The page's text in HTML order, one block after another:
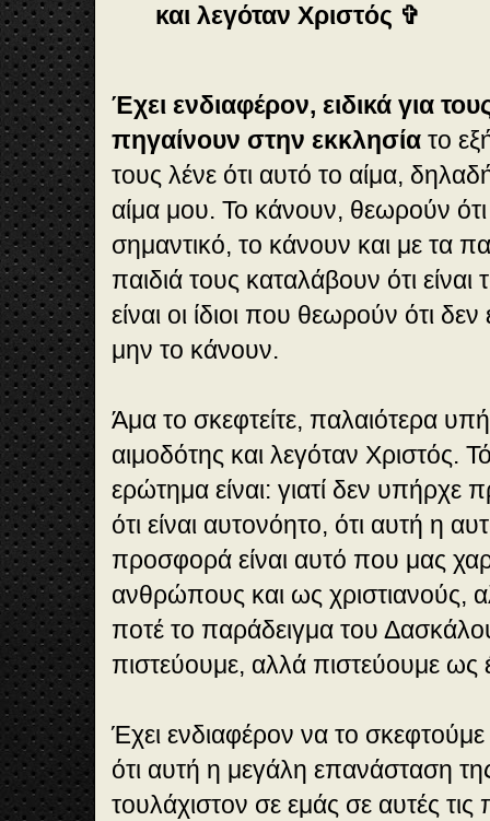
και λεγόταν Χριστός ✞
Έχει ενδιαφέρον, ειδικά για
πηγαίνουν στην εκκλησία το
τους λένε ότι αυτό το αίμα,
αίμα μου. Το κάνουν, θεωρούν
σημαντικό, το κάνουν και με τα
παιδιά τους καταλάβουν ότι
είναι οι ίδιοι που θεωρούν ότι
μην το κάνουν.
Άμα το σκεφτείτε, παλαιότερα
αιμοδότης και λεγόταν Χριστός.
ερώτημα είναι: γιατί δεν υπήρχε
ότι είναι αυτονόητο, ότι αυτή η
προσφορά είναι αυτό που μας
ανθρώπους και ως χριστιανούς,
ποτέ το παράδειγμα του
πιστεύουμε, αλλά πιστεύουμε ως
Έχει ενδιαφέρον να το σκεφτούμε
ότι αυτή η μεγάλη επανάσταση
τουλάχιστον σε εμάς σε αυτές τις